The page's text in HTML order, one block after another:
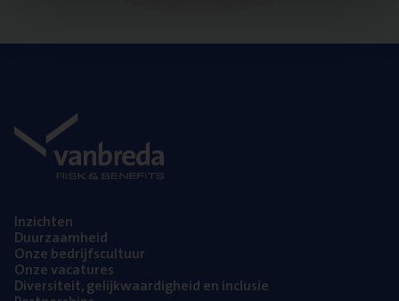
Inzich­ten
Duur­zaam­heid
Onze bedrijfs­cul­tuur
Onze vaca­tu­res
Diver­si­teit, gelijk­waar­dig­heid en inclusie